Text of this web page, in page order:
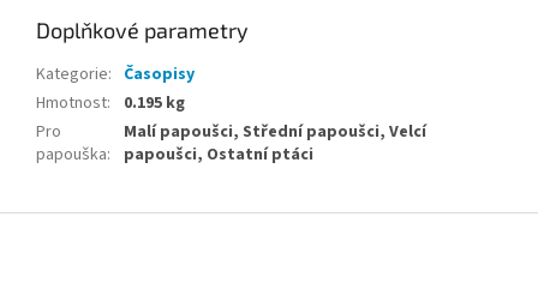
Doplňkové parametry
Kategorie: Časopisy
Hmotnost:
0.195 kg
Pro
papouška:
Malí papoušci, Střední papoušci, Velcí
papoušci, Ostatní ptáci